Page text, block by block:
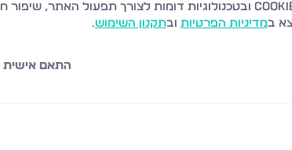
היחיד
נהריה
עמנואל
במדיניות הפרטיות ובתקנון השימוש.
התאם אישית